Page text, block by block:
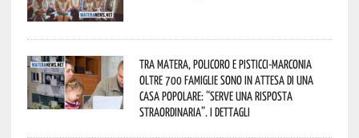
Tra Matera, Policoro e Pisticci-Marconia
oltre 700 famiglie sono in attesa di una
casa popolare: “serve una risposta
straordinaria”. I dettagli